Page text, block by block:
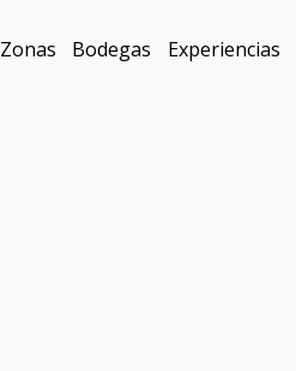
Zonas Bodegas Experiencias